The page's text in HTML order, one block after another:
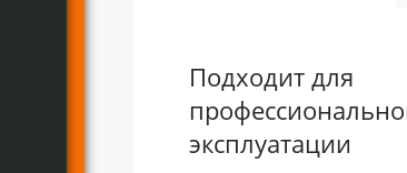
Подходит для
эксплуатации